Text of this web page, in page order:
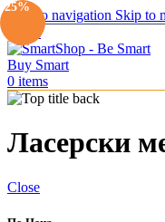
Skip to navigation Skip to
0 items
Ласерски
Close
-25%